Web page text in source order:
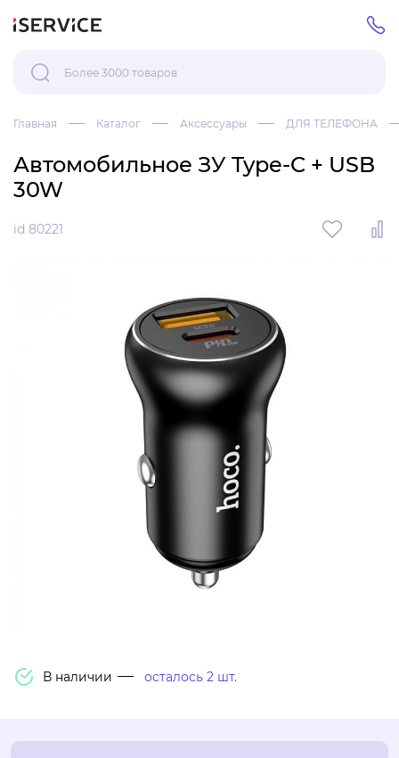
Главная Каталог Аксессуары ДЛЯ ТЕЛЕФОНА
Автомобильное ЗУ Type-C + USB
30W
id 80221
В наличии осталось 2 шт.